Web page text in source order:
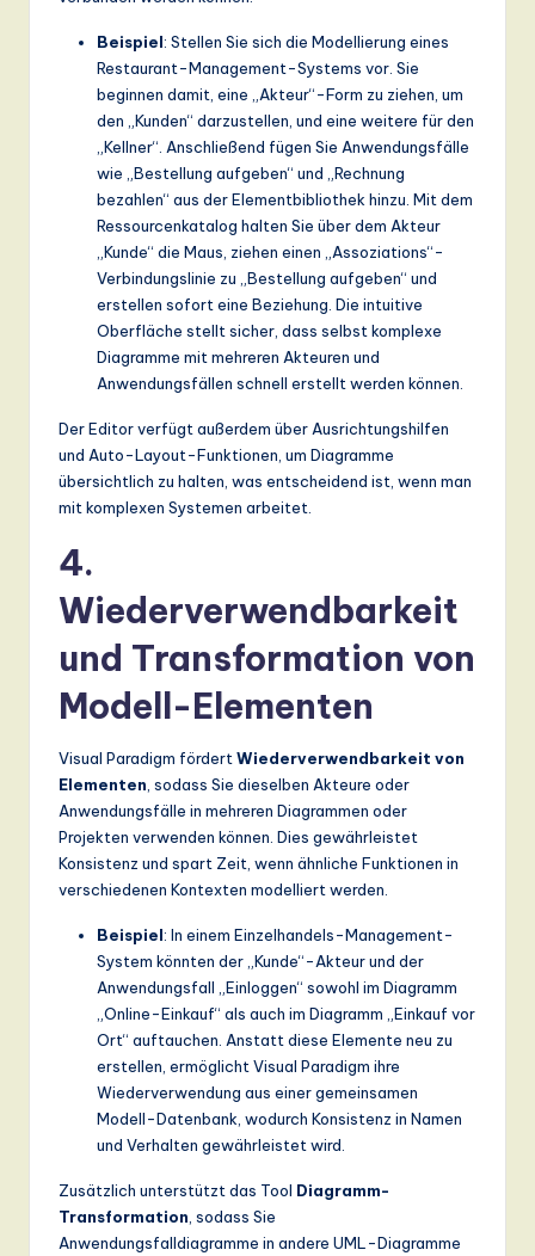
Beispiel: Stellen Sie sich die Modellierung eines
Restaurant-Management-Systems vor. Sie
beginnen damit, eine „Akteur“-Form zu ziehen, um
den „Kunden“ darzustellen, und eine weitere für den
„Kellner“. Anschließend fügen Sie Anwendungsfälle
wie „Bestellung aufgeben“ und „Rechnung
bezahlen“ aus der Elementbibliothek hinzu. Mit dem
Ressourcenkatalog halten Sie über dem Akteur
„Kunde“ die Maus, ziehen einen „Assoziations“-
Verbindungslinie zu „Bestellung aufgeben“ und
erstellen sofort eine Beziehung. Die intuitive
Oberfläche stellt sicher, dass selbst komplexe
Diagramme mit mehreren Akteuren und
Anwendungsfällen schnell erstellt werden können.
Der Editor verfügt außerdem über Ausrichtungshilfen
und Auto-Layout-Funktionen, um Diagramme
übersichtlich zu halten, was entscheidend ist, wenn man
mit komplexen Systemen arbeitet.
4.
Wiederverwendbarkeit
und Transformation von
Modell-Elementen
Visual Paradigm fördert Wiederverwendbarkeit von
Elementen , sodass Sie dieselben Akteure oder
Anwendungsfälle in mehreren Diagrammen oder
Projekten verwenden können. Dies gewährleistet
Konsistenz und spart Zeit, wenn ähnliche Funktionen in
verschiedenen Kontexten modelliert werden.
Beispiel: In einem Einzelhandels-Management-
System könnten der „Kunde“-Akteur und der
Anwendungsfall „Einloggen“ sowohl im Diagramm
„Online-Einkauf“ als auch im Diagramm „Einkauf vor
Ort“ auftauchen. Anstatt diese Elemente neu zu
erstellen, ermöglicht Visual Paradigm ihre
Wiederverwendung aus einer gemeinsamen
Modell-Datenbank, wodurch Konsistenz in Namen
und Verhalten gewährleistet wird.
Zusätzlich unterstützt das Tool Diagramm-
Transformation , sodass Sie
Anwendungsfalldiagramme in andere UML-Diagramme